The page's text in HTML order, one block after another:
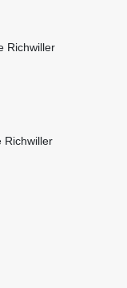
Richwiller
Richwiller